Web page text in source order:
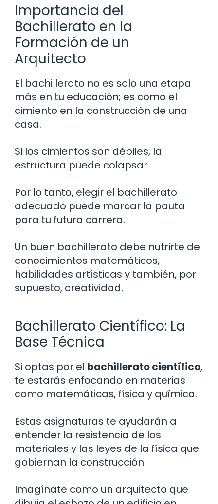
Importancia del
Bachillerato en la
Formación de un
Arquitecto
El bachillerato no es solo una etapa
más en tu educación; es como el
cimiento en la construcción de una
casa.
Si los cimientos son débiles, la
estructura puede colapsar.
Por lo tanto, elegir el bachillerato
adecuado puede marcar la pauta
para tu futura carrera.
Un buen bachillerato debe nutrirte de
conocimientos matemáticos,
habilidades artísticas y también, por
supuesto, creatividad.
Bachillerato Científico: La
Base Técnica
Si optas por el bachillerato científico,
te estarás enfocando en materias
como matemáticas, física y química.
Estas asignaturas te ayudarán a
entender la resistencia de los
materiales y las leyes de la física que
gobiernan la construcción.
Imagínate como un arquitecto que